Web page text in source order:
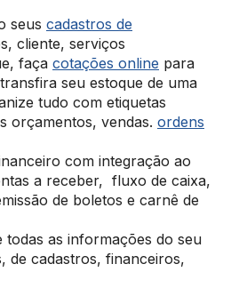
seus cadastros de
cliente, serviços
faça cotações online para
seu estoque de uma
tudo com etiquetas
orçamentos, vendas. ordens
com integração ao
a receber, fluxo de caixa,
de boletos e carnê de
as informações do seu
de cadastros, financeiros,